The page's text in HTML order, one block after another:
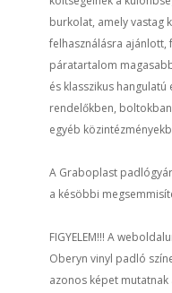
burkolat, amely vastag
felhasználásra ajánlott,
páratartalom
és klasszikus
rendelőkben,
egyéb
A Graboplast
a késöbbi
FIGYELEM!!! A
Oberyn vinyl padló
azonos képet